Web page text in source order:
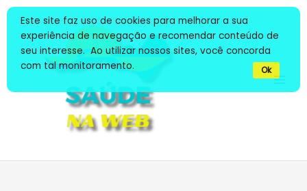
conteúdo
Este site faz uso de cookies para melhorar a sua
experiência de navegação e recomendar conteúdo de
seu interesse. Ao utilizar nossos sites, você concorda
com tal monitoramento.
Ok